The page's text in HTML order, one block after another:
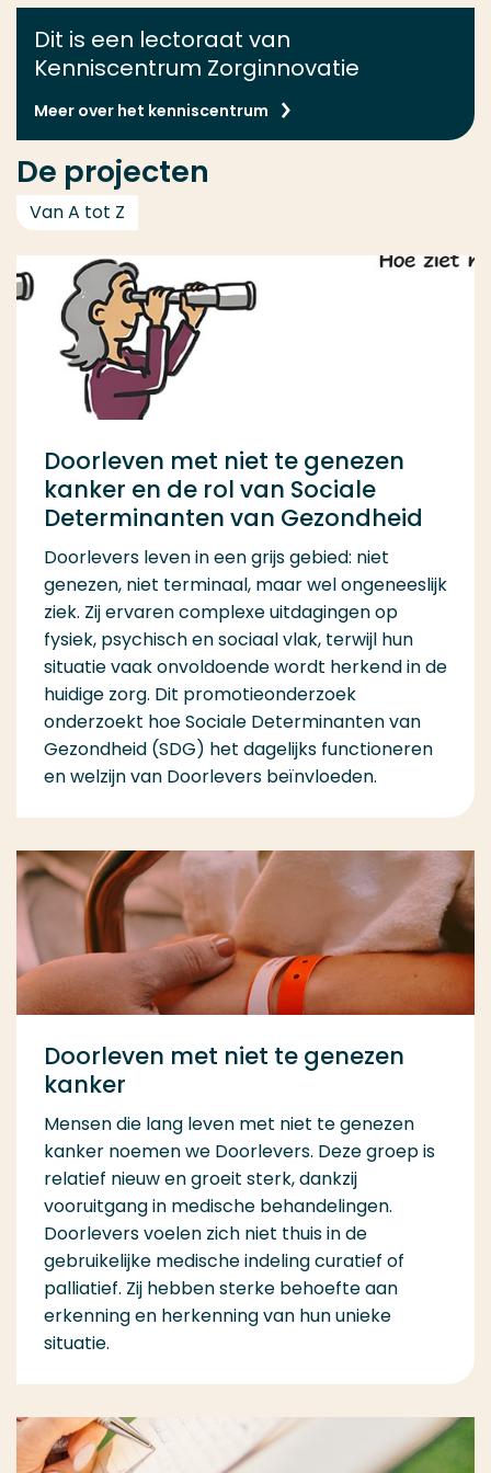
Dit is een lectoraat van
Kenniscentrum Zorginnovatie
Meer over het kenniscentrum
De projecten
Van A tot Z
Doorleven met niet te genezen
kanker en de rol van Sociale
Determinanten van Gezondheid
Doorlevers leven in een grijs gebied: niet
genezen, niet terminaal, maar wel ongeneeslijk
ziek. Zij ervaren complexe uitdagingen op
fysiek, psychisch en sociaal vlak, terwijl hun
situatie vaak onvoldoende wordt herkend in de
huidige zorg. Dit promotieonderzoek
onderzoekt hoe Sociale Determinanten van
Gezondheid (SDG) het dagelijks functioneren
en welzijn van Doorlevers beïnvloeden.
Doorleven met niet te genezen
kanker
Mensen die lang leven met niet te genezen
kanker noemen we Doorlevers. Deze groep is
relatief nieuw en groeit sterk, dankzij
vooruitgang in medische behandelingen.
Doorlevers voelen zich niet thuis in de
gebruikelijke medische indeling curatief of
palliatief. Zij hebben sterke behoefte aan
erkenning en herkenning van hun unieke
situatie.